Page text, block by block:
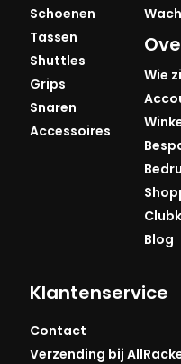
Schoenen
Tassen
Shuttles
Grips
Snaren
Accessoires
Wie
Blog
Klantenservice
Contact
Verzending bij